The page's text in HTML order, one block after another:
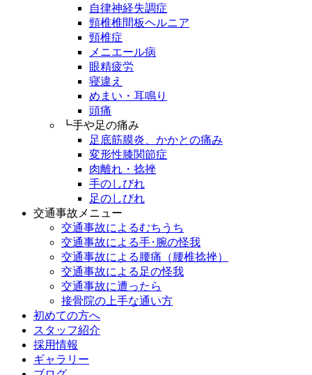
自律神経失調症
頸椎椎間板ヘルニア
頸椎症
メニエール病
眼精疲労
寝違え
めまい・耳鳴り
頭痛
┗手や足の痛み
足底筋膜炎、かかとの痛み
変形性膝関節症
肉離れ・捻挫
手のしびれ
足のしびれ
交通事故メニュー
交通事故によるむちうち
交通事故による手･腕の怪我
交通事故による腰痛（腰椎捻挫）
交通事故による足の怪我
交通事故に遭ったら
接骨院の上手な通い方
初めての方へ
スタッフ紹介
採用情報
ギャラリー